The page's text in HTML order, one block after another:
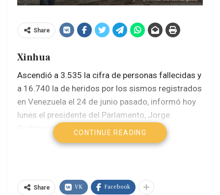
Share
Xinhua
Ascendió a 3.535 la cifra de personas fallecidas y
a 16.740 la de heridos por los sismos registrados
en Venezuela el 24 de junio pasado, informó hoy
lunes el presidente del Parlamento, Jorge
Rodríguez.
mientras que la de familias atendidas se ubicó en
CONTINUE READING
Share VK Facebook